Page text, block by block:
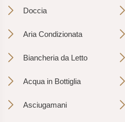
Doccia
Aria Condizionata
Biancheria da Letto
Acqua in Bottiglia
Asciugamani